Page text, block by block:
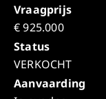
Vraagprijs
€ 925.000
Status
VERKOCHT
Aanvaarding